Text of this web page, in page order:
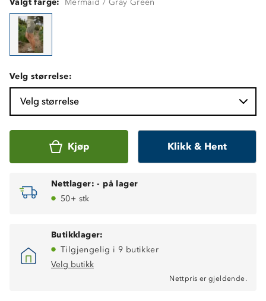
Velg størrelse:
Velg størrelse
Kjøp Klikk & Hent
Nettlager: - på lager
50+ stk
Butikklager:
Tilgjengelig i 9 butikker
Velg butikk
Nettpris er gjeldende.